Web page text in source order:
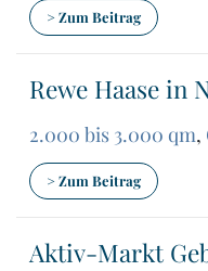
> Zum Beitrag
Rewe Haase in
2.000 bis 3.000 qm,
> Zum Beitrag
Aktiv-Markt